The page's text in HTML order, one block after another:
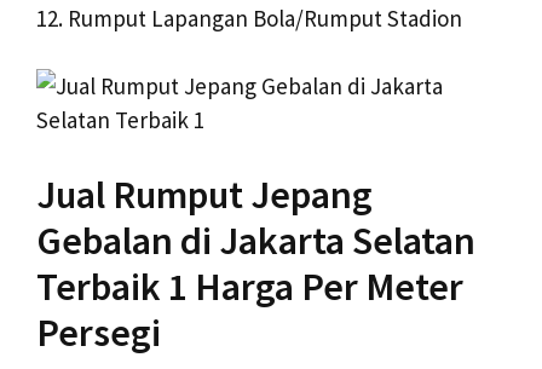
12. Rumput Lapangan Bola/Rumput Stadion
Jual Rumput Jepang
Gebalan di Jakarta Selatan
Terbaik 1 Harga Per Meter
Persegi